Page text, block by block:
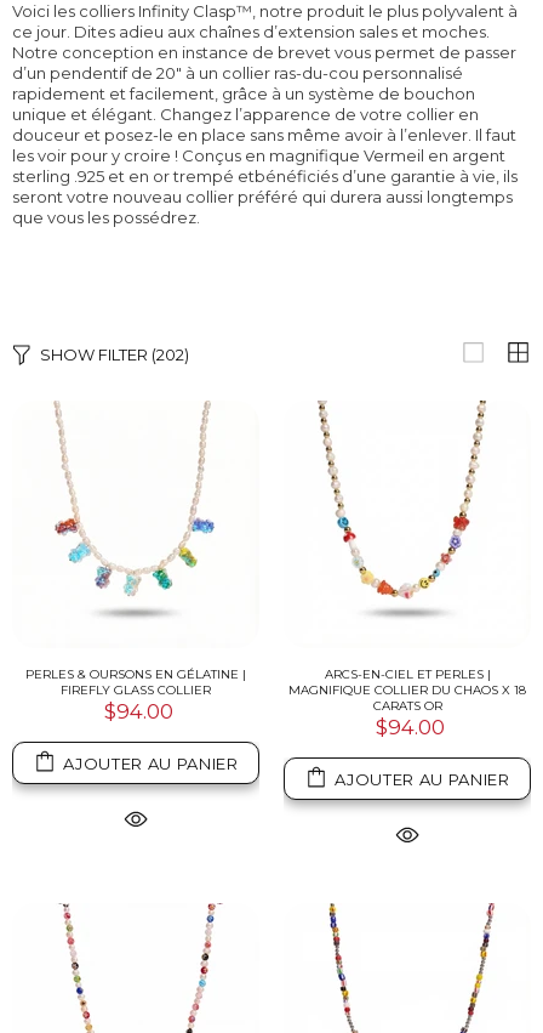
Voici les colliers Infinity Clasp™ , notre produit le plus polyvalent à
ce jour. Dites adieu aux chaînes d’extension sales et moches.
Notre conception en instance de brevet vous permet de passer
d’un pendentif de 20" à un collier ras-du-cou personnalisé
rapidement et facilement, grâce à un système de bouchon
unique et élégant. Changez l’apparence de votre collier en
douceur et posez-le en place sans même avoir à l’enlever. Il faut
les voir pour y croire ! Conçus en magnifique Vermeil en argent
sterling .925 et en or trempé etbénéficiés d’une garantie à vie, ils
seront votre nouveau collier préféré qui durera aussi longtemps
que vous les possédrez.
SHOW FILTER (202)
PERLES & OURSONS EN GÉLATINE |
FIREFLY GLASS COLLIER
$94.00
AJOUTER AU PANIER
ARCS-EN-CIEL ET PERLES |
MAGNIFIQUE COLLIER DU CHAOS X 18
CARATS OR
$94.00
AJOUTER AU PANIER